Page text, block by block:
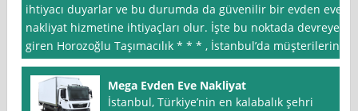
ihtiyacı duyarlar ve bu durumda da güvenilir bir evden eve
nakliyat hizmetine ihtiyaçları olur. İşte bu noktada devreye
giren Horozoğlu Taşımacılık * * * , İstanbul’da müşterilerine
Mega Evden Eve Nakliyat
İstanbul, Türkiye’nin en kalabalık şehri